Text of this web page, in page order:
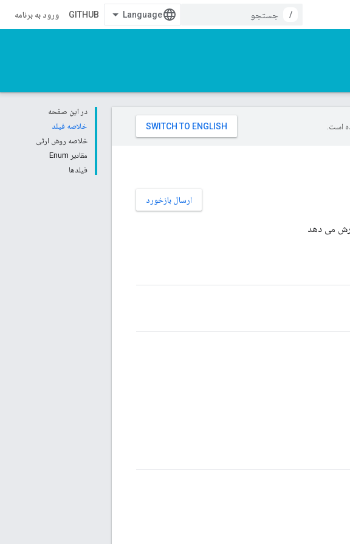
/
GITHUB ورود به برنامه
در این صفحه
خلاصه فیلد
خلاصه روش ارثی
مقادیر Enum
فیلدها
است.
ارسال بازخورد
می دهد